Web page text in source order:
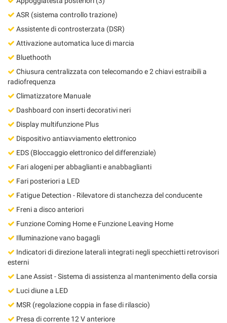
ASR (sistema controllo trazione)
Assistente di controsterzata (DSR)
Attivazione automatica luce di marcia
Bluethooth
Chiusura centralizzata con telecomando e 2 chiavi estraibili a
radiofrequenza
Climatizzatore Manuale
Dashboard con inserti decorativi neri
Display multifunzione Plus
Dispositivo antiavviamento elettronico
EDS (Bloccaggio elettronico del differenziale)
Fari alogeni per abbaglianti e anabbaglianti
Fari posteriori a LED
Fatigue Detection - Rilevatore di stanchezza del conducente
Freni a disco anteriori
Funzione Coming Home e Funzione Leaving Home
Illuminazione vano bagagli
Indicatori di direzione laterali integrati negli specchietti retrovisori
esterni
Lane Assist - Sistema di assistenza al mantenimento della corsia
Luci diune a LED
MSR (regolazione coppia in fase di rilascio)
Presa di corrente 12 V anteriore